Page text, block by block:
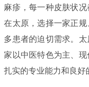
麻疹，每一种皮肤状况
在太原，选择一家正
多患者的迫切需求。
家以中医特色为主、
扎实的专业能力和良好